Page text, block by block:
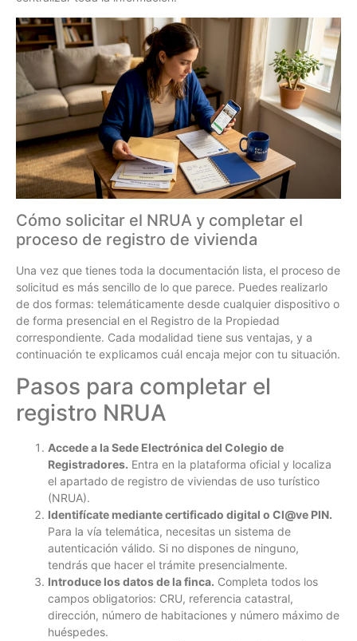
Cómo solicitar el NRUA y completar el
proceso de registro de vivienda
Una vez que tienes toda la documentación lista, el proceso de
solicitud es más sencillo de lo que parece. Puedes realizarlo
de dos formas: telemáticamente desde cualquier dispositivo o
de forma presencial en el Registro de la Propiedad
correspondiente. Cada modalidad tiene sus ventajas, y a
continuación te explicamos cuál encaja mejor con tu situación.
Pasos para completar el
registro NRUA
Accede a la Sede Electrónica del Colegio de
Registradores. Entra en la plataforma oficial y localiza
el apartado de registro de viviendas de uso turístico
(NRUA).
Identifícate mediante certificado digital o Cl@ve PIN.
Para la vía telemática, necesitas un sistema de
autenticación válido. Si no dispones de ninguno,
tendrás que hacer el trámite presencialmente.
Introduce los datos de la finca. Completa todos los
campos obligatorios: CRU, referencia catastral,
dirección, número de habitaciones y número máximo de
huéspedes.